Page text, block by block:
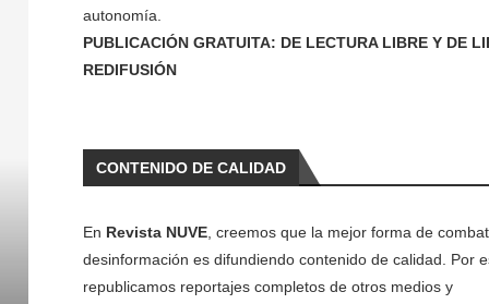
autonomía.
PUBLICACIÓN GRATUITA: DE LECTURA LIBRE Y DE
REDIFUSIÓN
CONTENIDO DE CALIDAD
En Revista NUVE, creemos que la mejor forma de
desinformación es difundiendo contenido de calidad. Por
republicamos reportajes completos de otros medios y